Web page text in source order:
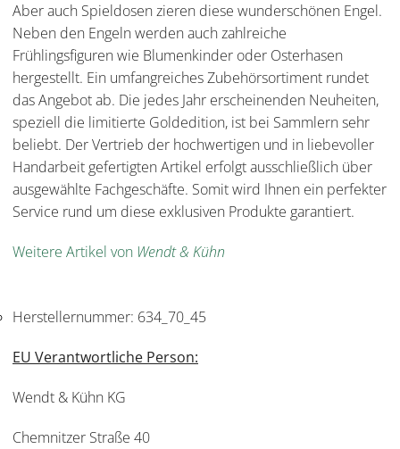
Aber auch Spieldosen zieren diese wunderschönen Engel.
Neben den Engeln werden auch zahlreiche
Frühlingsfiguren wie Blumenkinder oder Osterhasen
hergestellt. Ein umfangreiches Zubehörsortiment rundet
das Angebot ab. Die jedes Jahr erscheinenden Neuheiten,
speziell die limitierte Goldedition, ist bei Sammlern sehr
beliebt. Der Vertrieb der hochwertigen und in liebevoller
Handarbeit gefertigten Artikel erfolgt ausschließlich über
ausgewählte Fachgeschäfte. Somit wird Ihnen ein perfekter
Service rund um diese exklusiven Produkte garantiert.
Weitere Artikel von Wendt & Kühn
Herstellernummer: 634_70_45
EU Verantwortliche Person:
Wendt & Kühn KG
Chemnitzer Straße 40